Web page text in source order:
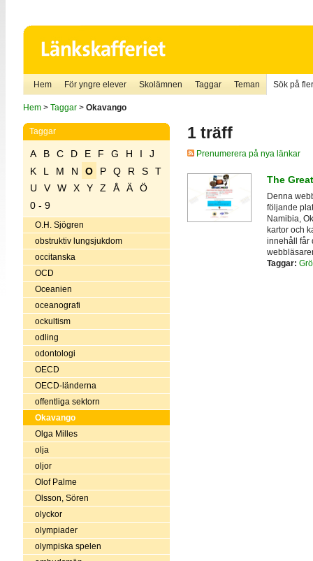
Hem För yngre elever Skolämnen Taggar Teman Sök på
Hem> Taggar> Okavango
Taggar
A B C D E F G H I
J
K
L M N O P Q R S
T
U
V W X Y Z Å Ä
Ö
0 - 9
O.H. Sjögren
obstruktiv lungsjukdom
occitanska
OCD
Oceanien
oceanografi
ockultism
odling
odontologi
OECD
OECD-länderna
offentliga sektorn
Okavango
Olga Milles
olja
oljor
Olof Palme
Olsson, Sören
olyckor
olympiader
olympiska spelen
1 träff
Prenumerera på nya länkar
The
Denna
följande
Namibia,
kartor och
innehåll får
Taggar: